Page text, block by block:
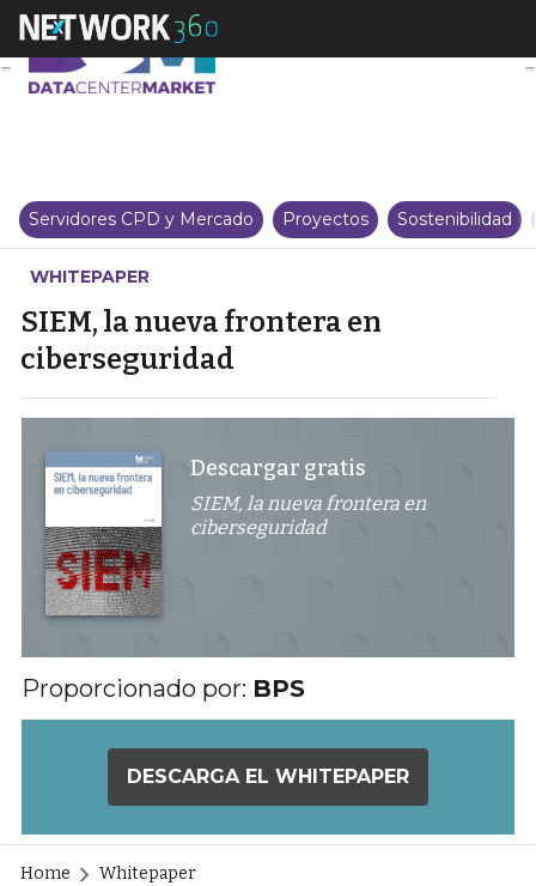
SIEM, la nueva frontera en
Servidores CPD y Mercado Proyectos Sostenibilidad
WHITEPAPER
SIEM, la nueva frontera en
ciberseguridad
Descargar gratis
SIEM, la nueva frontera en
ciberseguridad
Proporcionado por: BPS
DESCARGA EL WHITEPAPER
Home Whitepaper